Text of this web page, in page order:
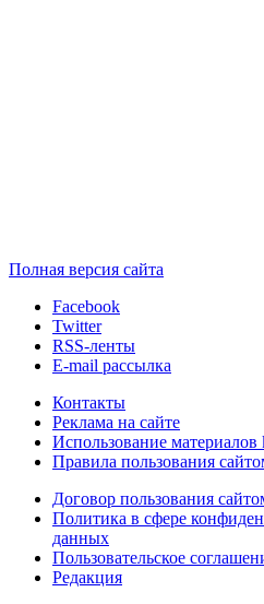
Полная версия сайта
Facebook
Twitter
RSS-ленты
E-mail рассылка
Контакты
Реклама на сайте
Использование материалов
Правила пользования
Договор пользования
Политика в сфере
данных
Пользовательское
Редакция